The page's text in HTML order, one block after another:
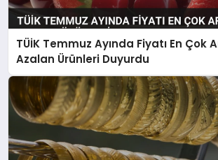
TÜİK Temmuz Ayında Fiyatı En Çok
Azalan Ürünleri Duyurdu